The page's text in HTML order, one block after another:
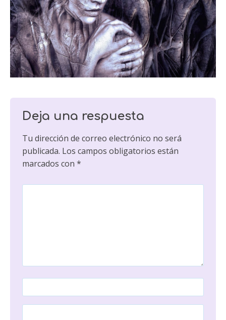
Deja una respuesta
Tu dirección de correo electrónico no será
publicada. Los campos obligatorios están
marcados con *